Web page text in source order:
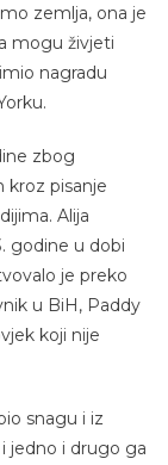
zemlja, ona je
mogu živjeti
nagradu
zbog
kroz pisanje
Alija
godine u dobi
je preko
u BiH, Paddy
koji nije
snagu i iz
jedno i drugo ga